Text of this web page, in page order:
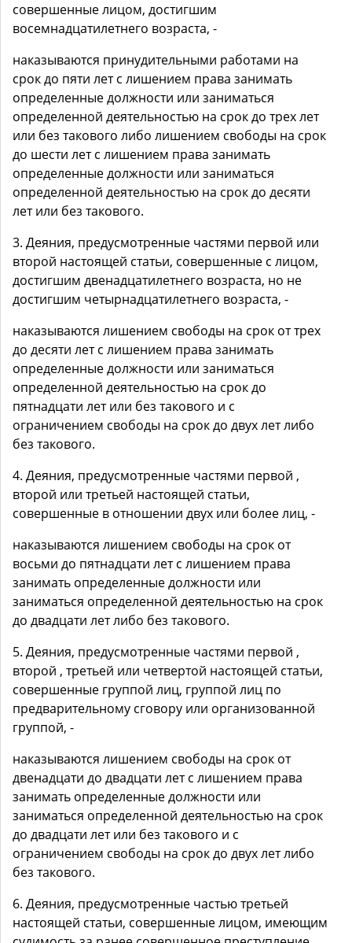
совершенные лицом, достигшим
восемнадцатилетнего возраста, -
наказываются принудительными работами на
срок до пяти лет с лишением права занимать
определенные должности или заниматься
определенной деятельностью на срок до трех лет
или без такового либо лишением свободы на срок
до шести лет с лишением права занимать
определенные должности или заниматься
определенной деятельностью на срок до десяти
лет или без такового.
3. Деяния, предусмотренные частями первой или
второй настоящей статьи, совершенные с лицом,
достигшим двенадцатилетнего возраста, но не
достигшим четырнадцатилетнего возраста, -
наказываются лишением свободы на срок от трех
до десяти лет с лишением права занимать
определенные должности или заниматься
определенной деятельностью на срок до
пятнадцати лет или без такового и с
ограничением свободы на срок до двух лет либо
без такового.
4. Деяния, предусмотренные частями первой ,
второй или третьей настоящей статьи,
совершенные в отношении двух или более лиц, -
наказываются лишением свободы на срок от
восьми до пятнадцати лет с лишением права
занимать определенные должности или
заниматься определенной деятельностью на срок
до двадцати лет либо без такового.
5. Деяния, предусмотренные частями первой ,
второй , третьей или четвертой настоящей статьи,
совершенные группой лиц, группой лиц по
предварительному сговору или организованной
группой, -
наказываются лишением свободы на срок от
двенадцати до двадцати лет с лишением права
занимать определенные должности или
заниматься определенной деятельностью на срок
до двадцати лет или без такового и с
ограничением свободы на срок до двух лет либо
без такового.
6. Деяния, предусмотренные частью третьей
настоящей статьи, совершенные лицом, имеющим